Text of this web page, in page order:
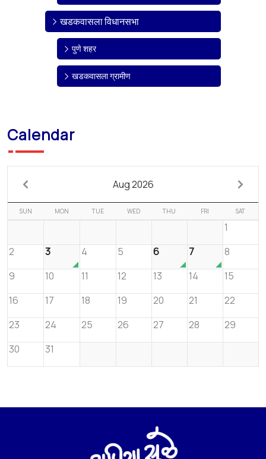
खडकवासला विधानसभा
पुणे शहर
खडकवासला ग्रामीण
Calendar
Aug 2026
SUN MON TUE WED THU FRI SAT
1
2
3 4 5 6 7
8
9
10 11 12 13 14
15
16
17 18 19 20 21
22
23
24 25 26 27 28
29
30
31